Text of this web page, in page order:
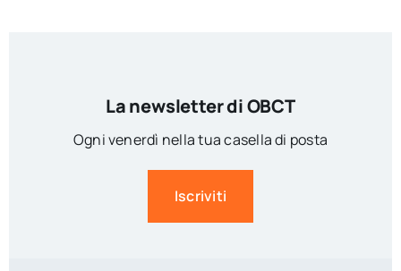
La newsletter di OBCT
Ogni venerdì nella tua casella di posta
Iscriviti